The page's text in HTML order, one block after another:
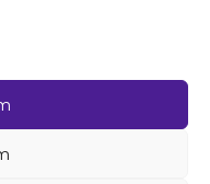
VÁROS